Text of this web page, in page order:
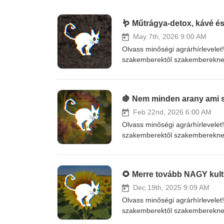
May 7th, 2026 9:00 AM
Olvass minőségi
szakemberektől
https://www.donably.com/
trade.com/termek/neosol-
a-tapanyagellatas-
Céges támogatóink: 🌱
Köszönjük Donably
https://www.facebook.com/
https://apple.co/3QcvMac
amiben nem hiszünk, ha
🍇 Nem minden arany ami
Feb 22nd, 2026 6:00 AM
Olvass minőségi
szakemberektől
https://www.donably.com/
Céges támogatóink: 🌱
Köszönjük Donably
BálintSzabó FerencSzente
https://www.facebook.com/
🌻 Merre tovább NAGY
Dec 19th, 2025 9:09 AM
Olvass minőségi
szakemberektől